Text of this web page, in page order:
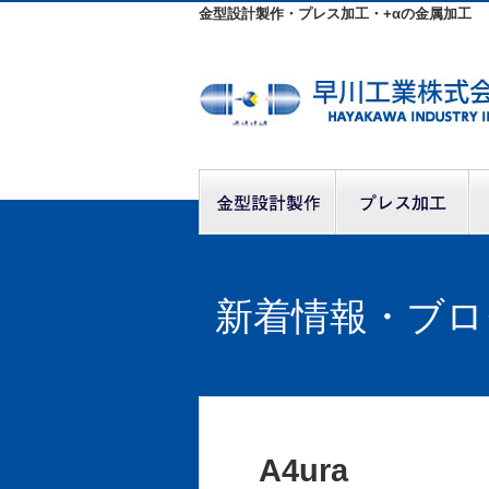
金型設計製作・プレス加工・+αの金属加工
新着情報・ブ
A4ura